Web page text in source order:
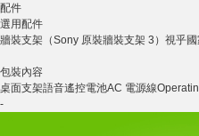
配件
選用配件
牆裝支架（Sony 原裝牆裝支架 3）視乎
包裝內容
桌面支架語音遙控電池AC 電源線
-